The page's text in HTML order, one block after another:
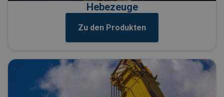
Hebezeuge
Zu den Produkten